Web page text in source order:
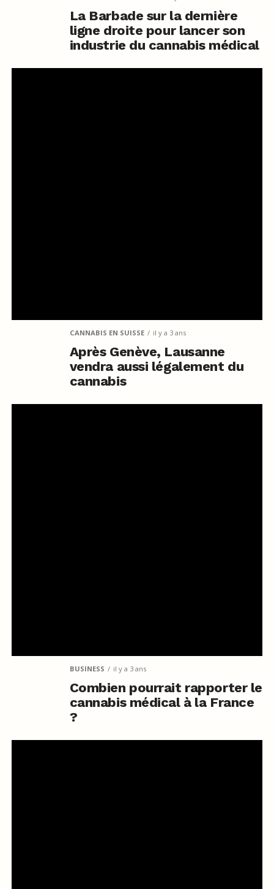
La Barbade sur la dernière
ligne droite pour lancer son
industrie du cannabis médical
CANNABIS EN SUISSE il y a 3 ans
Après Genève, Lausanne
vendra aussi légalement du
cannabis
BUSINESS il y a 3 ans
Combien pourrait rapporter le
cannabis médical à la France
?